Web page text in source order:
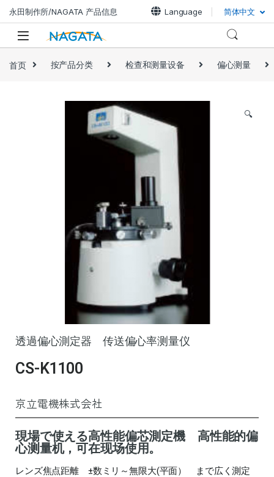
永田制作所/NAGATA 产品信息 Language 简体中文
首页 按产品分类 检查和测量设备 偏心测量
🔍
透過偏心測定器 传送偏心率测量仪
CS-K1100
京立電機株式会社
現場で使える高性能偏芯測定機 高性能的偏
心测量机，可在现场使用。
レンズ焦点距離 ±数ミリ～無限大(平面） まで広く測定